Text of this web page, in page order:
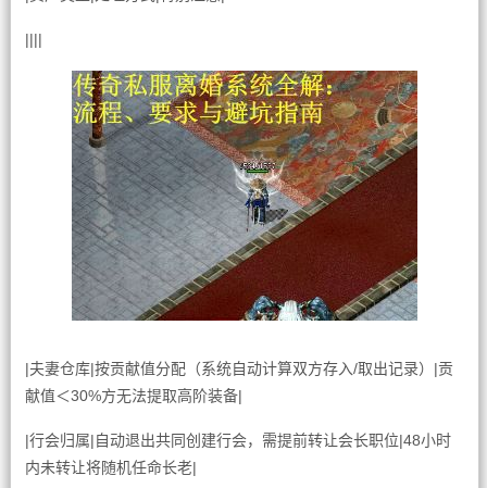
||||
|夫妻仓库|按贡献值分配（系统自动计算双方存入/取出记录）|贡
献值＜30%方无法提取高阶装备|
|行会归属|自动退出共同创建行会，需提前转让会长职位|48小时
内未转让将随机任命长老|